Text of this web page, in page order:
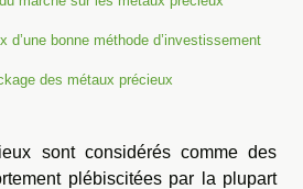
d’une bonne méthode d’investissement
des métaux précieux
sont considérés comme des
plébiscitées par la plupart